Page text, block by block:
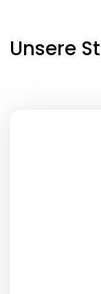
Unsere